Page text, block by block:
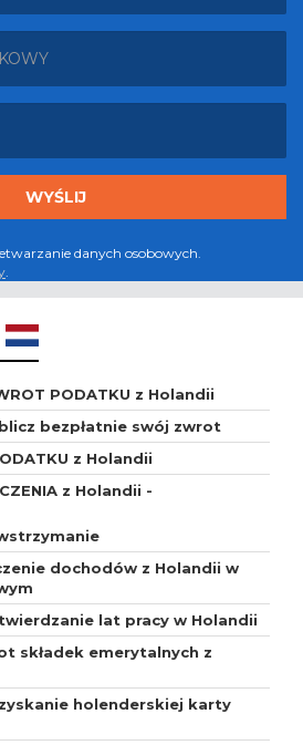
danych osobowych.
PODATKU z Holandii
bezpłatnie swój zwrot
z Holandii
z Holandii -
dochodów z Holandii w
lat pracy w Holandii
składek emerytalnych z
holenderskiej karty